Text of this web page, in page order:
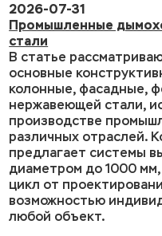
2026-07-31
Промышленные
стали
В статье
основные
колонные, фасадные,
нержавеющей стали,
производстве
различных отраслей.
предлагает системы
диаметром до 1000
цикл от
возможностью
любой объект.